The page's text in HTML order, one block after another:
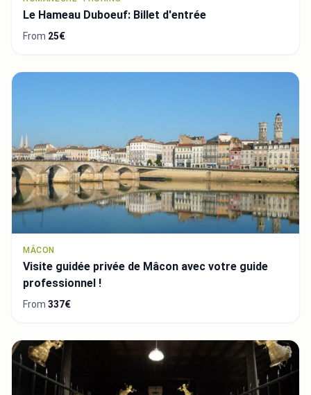
Le Hameau Duboeuf: Billet d'entrée
From 25€
MÂCON
Visite guidée privée de Mâcon avec votre guide
professionnel !
From 337€